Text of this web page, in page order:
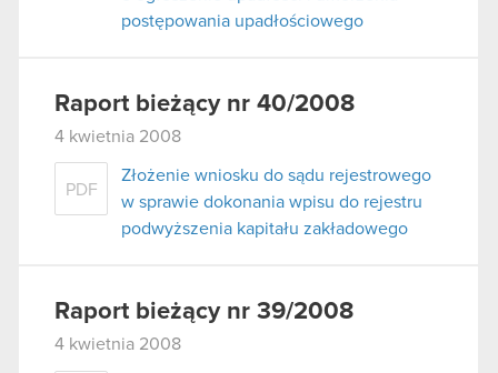
postępowania upadłościowego
Raport bieżący nr 40/2008
4 kwietnia 2008
PDF
Złożenie wniosku do sądu rejestrowego
w sprawie dokonania wpisu do rejestru
podwyższenia kapitału zakładowego
Raport bieżący nr 39/2008
4 kwietnia 2008